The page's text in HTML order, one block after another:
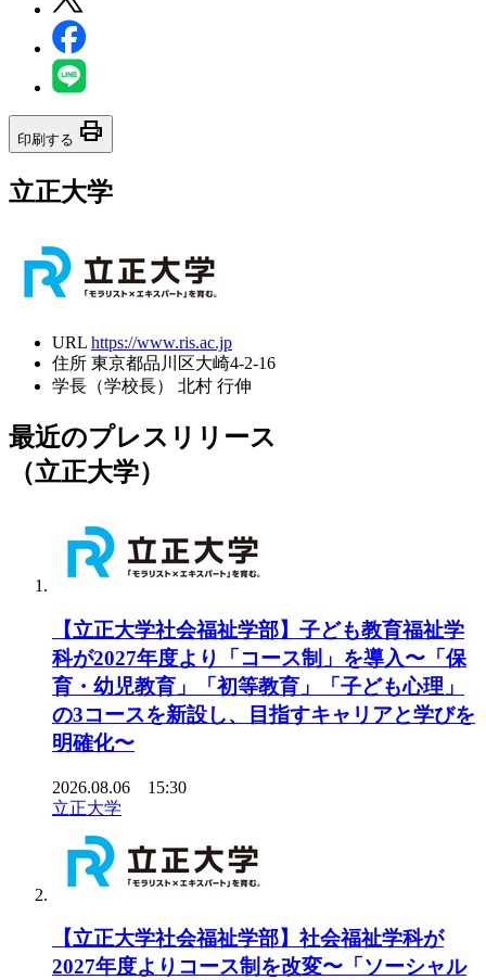
印刷する print
立正大学
URL https://www.ris.ac.jp
住所 東京都品川区大崎4-2-16
学長（学校長）
北村 行伸
最近のプレスリリース
（立正大学）
【立正大学社会福祉学部】子ども教育福祉学
科が2027年度より「コース制」を導入〜「保
育・幼児教育」「初等教育」「子ども心理」
の3コースを新設し、目指すキャリアと学びを
明確化〜
2026.08.06 15:30
立正大学
【立正大学社会福祉学部】社会福祉学科が
2027年度よりコース制を改変〜「ソーシャル